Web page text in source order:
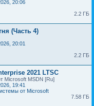
20:06
2.2 ГБ
(Часть 4)
20:01
2.2 ГБ
2021 LTSC
Microsoft MSDN [Ru]
19:41
от Microsoft
7.58 ГБ